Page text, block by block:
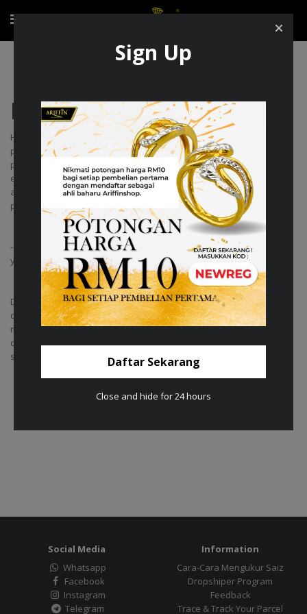
Privacy Policy
Privacy Policy
Halaman ini menerangkan dasar privasi yang merangkumi
penggunaan dan perlindungan maklumat yang dikemukakan oleh
pengunjung. Sekiranya anda membuat transaksi atau menghantar
e-mel yang mengandungi maklumat peribadi, maklumat ini mungkin
akan dikongsi bersama dengan agensi awam lain untuk membantu
penyediaan perkhidmatan kami yang lebih berkesan dan efektif.
-Contohnya seperti di dalam menyelesaikan pembelian atas talian
yang memerlukan maklum balas dari agensi-agensi lain.
Dasar privasi ini hanya terpakai untuk laman web ini sahaja. Perlu
diingatkan bahawa laman web yang terdapat dalam pautan
mungkin mempunyai dasar privasi yang berbeza dan pengunjung
dinasihatkan supaya meneliti dan memahami dasar privasi bagi
setiap laman web yang dilayari.
Social Media
Whatsapp
Facebook
Instagram
Telegram
Information
Cara-Cara Mengukur Saiz
Dropshiper Program
Feedback
Trace & Track Your Parcel
Sign Up
Daftar Sekarang
Close and hide for 24 hours